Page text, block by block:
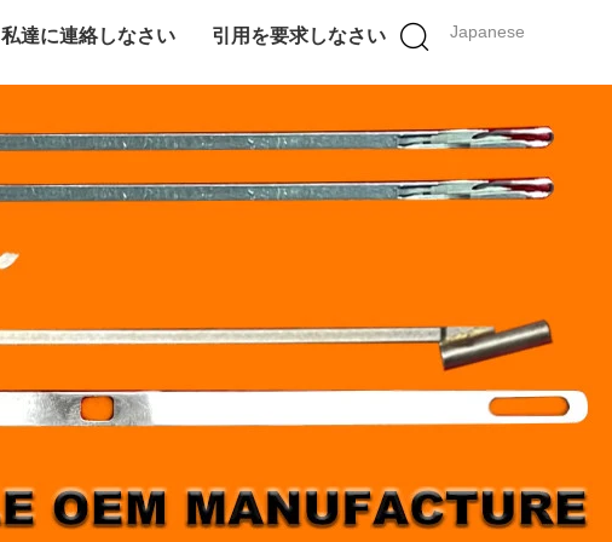
Japanese
私達に連絡しなさい 引用を要求しなさい